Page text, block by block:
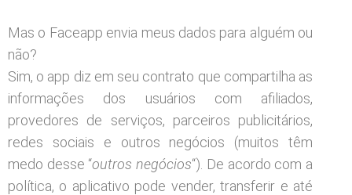
Mas o Faceapp envia meus dados para alguém ou
não?
Sim, o app diz em seu contrato que compartilha as
informações dos usuários com afiliados,
provedores de serviços, parceiros publicitários,
redes sociais e outros negócios (muitos têm
medo desse “outros negócios“). De acordo com a
política, o aplicativo pode vender, transferir e até